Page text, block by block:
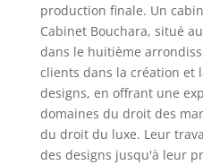
production finale. Un
Cabinet Bouchara, situé
dans le huitième
clients dans la création et
designs, en offrant une
domaines du droit des
du droit du luxe. Leur
des designs jusqu'à leur